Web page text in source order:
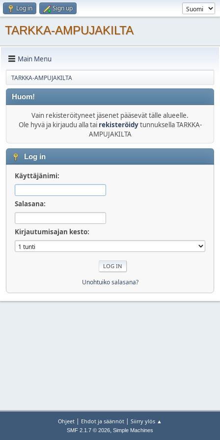
Log in Sign up
TARKKA-AMPUJAKILTA
Main Menu
TARKKA-AMPUJAKILTA
Huom!
Vain rekisteröityneet jäsenet pääsevät tälle alueelle.
Ole hyvä ja kirjaudu alla tai rekisteröidytunnuksella TARKKA-
AMPUJAKILTA
Log in
Käyttäjänimi:
Salasana:
Kirjautumisajan kesto:
Unohtuiko salasana?
Ohjeet | Ehdot ja säännöt | Siirry ylös ▲
SMF 2.1.7 © 2026, Simple Machines